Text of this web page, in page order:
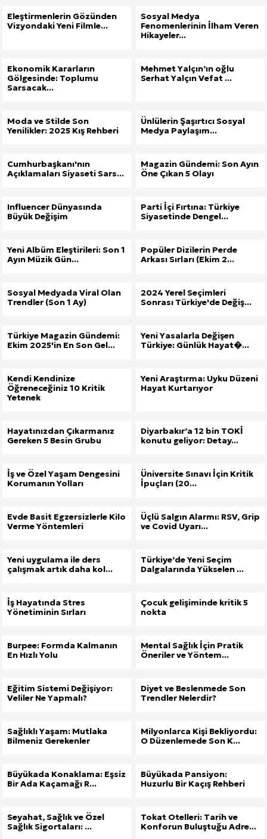
Eleştirmenlerin Gözünden
Vizyondaki Yeni Filmle...
Sosyal Medya
Fenomenlerinin İlham Veren
Hikayeler...
Ekonomik Kararların
Gölgesinde: Toplumu
Sarsacak...
Mehmet Yalçın’ın oğlu
Serhat Yalçın Vefat ...
Moda ve Stilde Son
Yenilikler: 2025 Kış Rehberi
Ünlülerin Şaşırtıcı Sosyal
Medya Paylaşım...
Cumhurbaşkanı'nın
Açıklamaları Siyaseti Sars...
Magazin Gündemi: Son Ayın
Öne Çıkan 5 Olayı
Influencer Dünyasında
Büyük Değişim
Parti İçi Fırtına: Türkiye
Siyasetinde Dengel...
Yeni Albüm Eleştirileri: Son 1
Ayın Müzik Gün...
Popüler Dizilerin Perde
Arkası Sırları (Ekim 2...
Sosyal Medyada Viral Olan
Trendler (Son 1 Ay)
2024 Yerel Seçimleri
Sonrası Türkiye'de Değiş...
Türkiye Magazin Gündemi:
Ekim 2025'in En Son Gel...
Yeni Yasalarla Değişen
Türkiye: Günlük Hayat�...
Kendi Kendinize
Öğreneceğiniz 10 Kritik
Yetenek
Yeni Araştırma: Uyku Düzeni
Hayat Kurtarıyor
Hayatınızdan Çıkarmanız
Gereken 5 Besin Grubu
Diyarbakır’a 12 bin TOKİ
konutu geliyor: Detay...
İş ve Özel Yaşam Dengesini
Korumanın Yolları
Üniversite Sınavı İçin Kritik
İpuçları (20...
Evde Basit Egzersizlerle Kilo
Verme Yöntemleri
Üçlü Salgın Alarmı: RSV, Grip
ve Covid Uyarı...
Yeni uygulama ile ders
çalışmak artık daha kol...
Türkiye’de Yeni Seçim
Dalgalarında Yükselen ...
İş Hayatında Stres
Yönetiminin Sırları
Çocuk gelişiminde kritik 5
nokta
Burpee: Formda Kalmanın
En Hızlı Yolu
Mental Sağlık İçin Pratik
Öneriler ve Yöntem...
Eğitim Sistemi Değişiyor:
Veliler Ne Yapmalı?
Diyet ve Beslenmede Son
Trendler Nelerdir?
Sağlıklı Yaşam: Mutlaka
Bilmeniz Gerekenler
Milyonlarca Kişi Bekliyordu:
O Düzenlemede Son K...
Büyükada Konaklama: Eşsiz
Bir Ada Kaçamağı R...
Büyükada Pansiyon:
Huzurlu Bir Kaçış Rehberi
Seyahat, Sağlık ve Özel
Sağlık Sigortaları: ...
Tokat Otelleri: Tarih ve
Konforun Buluştuğu Adre...